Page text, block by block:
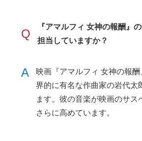
Q
『アマルフィ 女神の報酬』
担当していますか？
A
映画『アマルフィ 女神の報
界的に有名な作曲家の岩代太
ます。彼の音楽が映画のサス
さらに高めています。